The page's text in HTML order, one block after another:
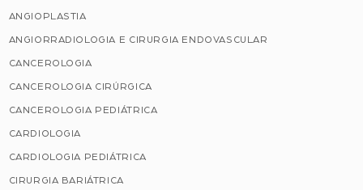
ANGIOPLASTIA
ANGIORRADIOLOGIA E CIRURGIA ENDOVASCULAR
CANCEROLOGIA
CANCEROLOGIA CIRÚRGICA
CANCEROLOGIA PEDIÁTRICA
CARDIOLOGIA
CARDIOLOGIA PEDIÁTRICA
CIRURGIA BARIÁTRICA